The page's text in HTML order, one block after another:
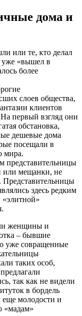
дома и
или те, кто делал
уже «вышел в
более
слоев общества,
клиентов
первый взгляд они
обстановка,
дешевые дома
посещали в
мира.
представительницы
или мещанки, не
здесь редким
женщины и
– бывшие
уже совращенные
таких особ,
так как не видели
в бордель
еще молодости и
«мадам»